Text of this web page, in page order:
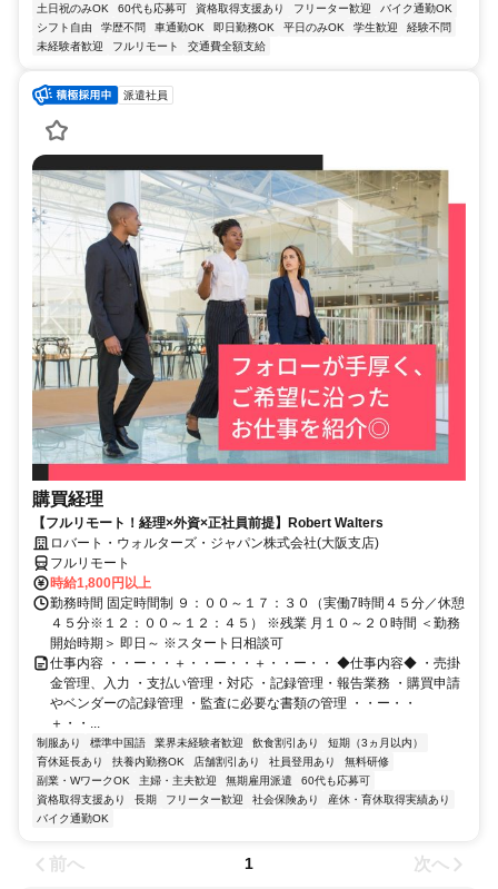
土日祝のみOK
60代も応募可 資格取得支援あり フリーター歓迎
バイク通勤OK
シフト自由
学歴不問 車通勤OK 即日勤務OK 平日のみOK 学生歓迎
経験不問
未経験者歓迎
フルリモート 交通費全額支給
派遣社員
購買経理
【フルリモート！経理×外資×正社員前提】Robert Walters
ロバート・ウォルターズ・ジャパン株式会社(大阪支店)
フルリモート
時給1,800円以上
勤務時間 固定時間制 ９：００～１７：３０（実働7時間４５分／休憩
４５分※１２：００～１２：４５） ※残業 月１０～２０時間 ＜勤務
開始時期＞ 即日～ ※スタート日相談可
仕事内容 ・・ー・・＋・・ー・・＋・・ー・・ ◆仕事内容◆ ・売掛
金管理、入力 ・支払い管理・対応 ・記録管理・報告業務 ・購買申請
やベンダーの記録管理 ・監査に必要な書類の管理 ・・ー・・
＋・・...
制服あり 標準中国語 業界未経験者歓迎 飲食割引あり
短期（3ヵ月以内）
育休延長あり
扶養内勤務OK 店舗割引あり 社員登用あり
無料研修
副業・WワークOK
主婦・主夫歓迎 無期雇用派遣
60代も応募可
資格取得支援あり
長期 フリーター歓迎 社会保険あり
産休・育休取得実績あり
バイク通勤OK
前へ 1 次へ